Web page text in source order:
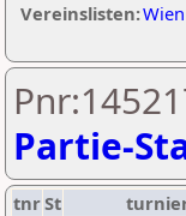
Vereinslisten:Wien
Partie-
tnrSt